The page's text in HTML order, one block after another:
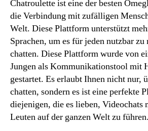
Chatroulette ist eine der besten
die Verbindung mit zufälligen
Welt. Diese Plattform unterstützt
Sprachen, um es für jeden nutzbar zu
chatten. Diese Plattform wurde von
Jungen als Kommunikationstool mit
gestartet. Es erlaubt Ihnen nicht nur,
chatten, sondern es ist eine perfekte
diejenigen, die es lieben, Videochats
Leuten auf der ganzen Welt zu führen.